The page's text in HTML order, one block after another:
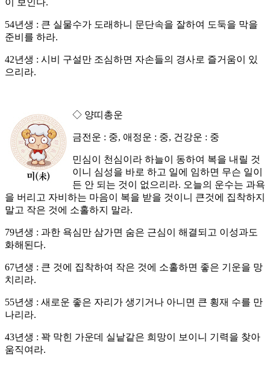
이 보인다.
54년생 : 큰 실물수가 도래하니 문단속을 잘하여 도둑을 막을
준비를 하라.
42년생 : 시비 구설만 조심하면 자손들의 경사로 즐거움이 있
으리라.
◇ 양띠총운
금전운 : 중, 애정운 : 중, 건강운 : 중
민심이 천심이라 하늘이 동하여 복을 내릴 것
이니 심성을 바로 하고 일에 임하면 무슨 일이
든 안 되는 것이 없으리라. 오늘의 운수는 과욕
을 버리고 자비하는 마음이 복을 받을 것이니 큰것에 집착하지
말고 작은 것에 소홀하지 말라.
79년생 : 과한 욕심만 삼가면 숨은 근심이 해결되고 이성과도
화해된다.
67년생 : 큰 것에 집착하여 작은 것에 소홀하면 좋은 기운을 망
치리라.
55년생 : 새로운 좋은 자리가 생기거나 아니면 큰 횡재 수를 만
나리라.
43년생 : 꽉 막힌 가운데 실낱같은 희망이 보이니 기력을 찾아
움직여라.